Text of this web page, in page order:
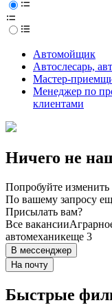
Автомойщик
Автослесарь,
Мастер-
Менеджер по
клиентами
Ничего не
Попробуйте
По вашему запросу
Присылать вам?
Все вакансии
автомеханикеще 3
В мессенджер
На почту
Быстрые